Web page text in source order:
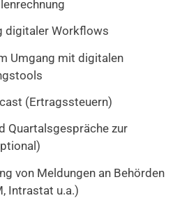
digitaler Workflows
Umgang mit digitalen
(Ertragssteuern)
Quartalsgespräche zur
von Meldungen an Behörden
Intrastat u.a.)